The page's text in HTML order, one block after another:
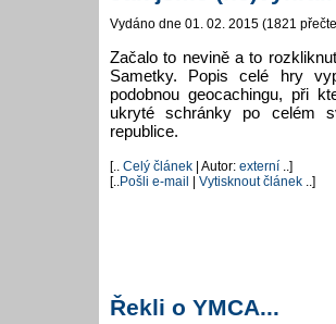
Vydáno dne 01. 02. 2015 (1821
Začalo to nevině a to
Sametky. Popis celé hry
podobnou geocachingu, při
ukryté schránky po celém
republice.
[.. Celý článek | Autor: externí ..]
[..Pošli e-mail Vytisknout článek ..]
Řekli o YMCA...